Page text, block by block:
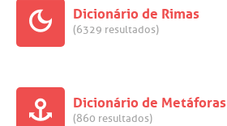
Dicionário de Rimas
(6329 resultados)
Dicionário de Metáforas
(860 resultados)